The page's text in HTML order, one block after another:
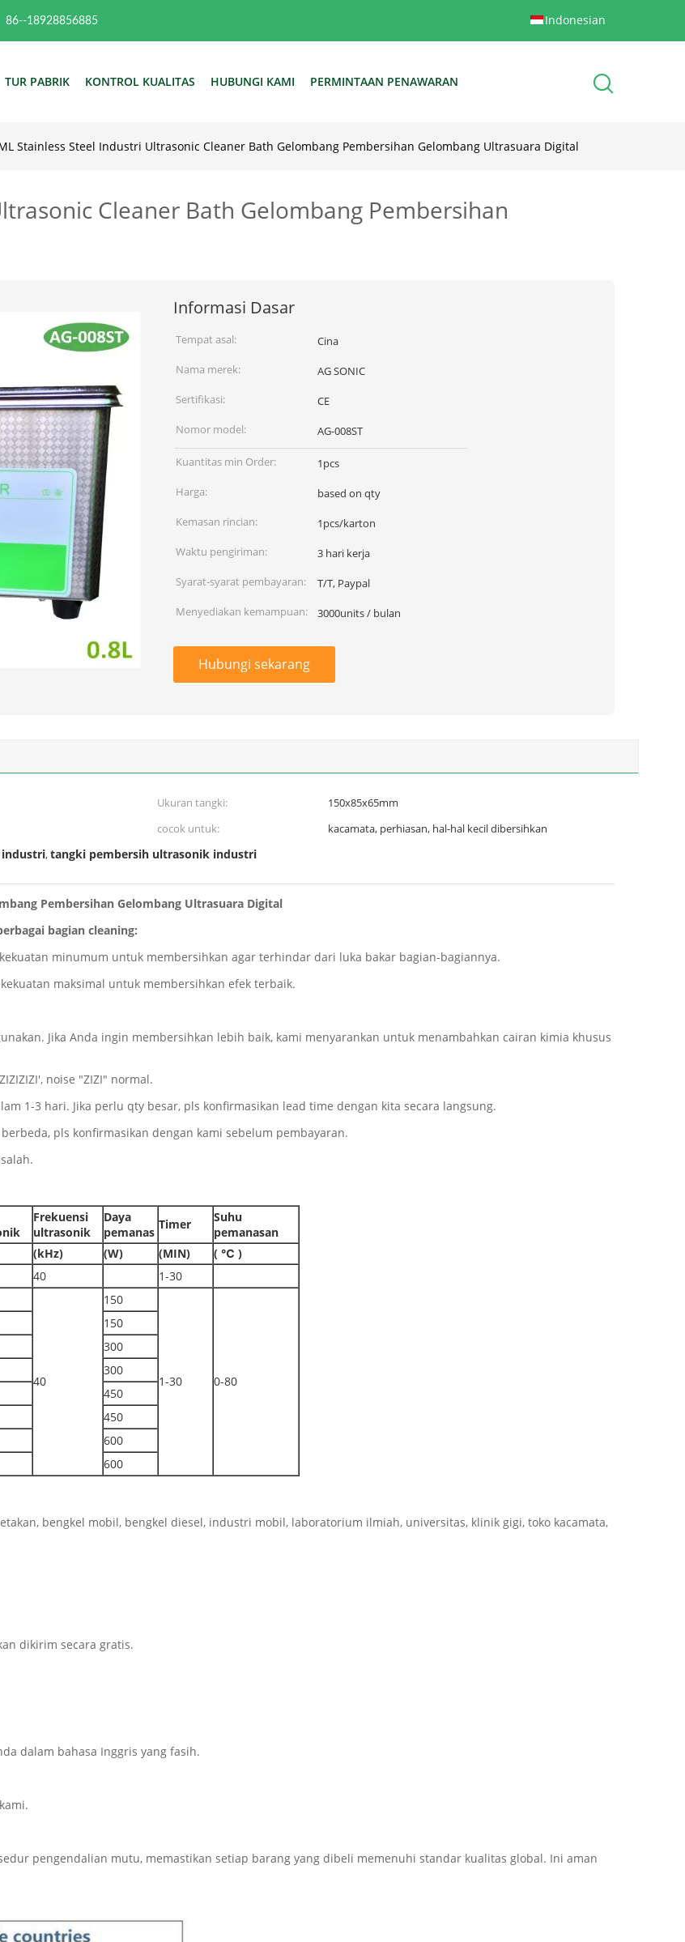
86--18928856885 Indonesian
TUR PABRIK KONTROL KUALITAS HUBUNGI KAMI PERMINTAAN PENAWARAN
Stainless Steel Industri Ultrasonic Cleaner Bath Gelombang Pembersihan Gelombang Ultrasuara Digital
Cleaner Bath Gelombang Pembersihan
Informasi Dasar
Tempat asal:
Cina
Nama merek:
AG SONIC
Sertifikasi:
CE
Nomor model:
AG-008ST
Kuantitas min Order:
1pcs
Harga:
based on qty
Kemasan rincian:
1pcs/karton
Waktu pengiriman:
3 hari kerja
Syarat-syarat pembayaran:
T/T, Paypal
Menyediakan kemampuan:
3000units / bulan
Hubungi sekarang
Ukuran tangki:
150x85x65mm
cocok untuk:
kacamata, perhiasan, hal-hal kecil dibersihkan
industri,tangki pembersih ultrasonik industri
Pembersihan Gelombang Ultrasuara Digital
bagian cleaning:
minumum untuk membersihkan agar terhindar dari luka bakar bagian-bagiannya.
maksimal untuk membersihkan efek terbaik.
Jika Anda ingin membersihkan lebih baik, kami menyarankan untuk menambahkan cairan kimia khusus
noise "ZIZI" normal.
1-3 hari. Jika perlu qty besar, pls konfirmasikan lead time dengan kita secara langsung.
pls konfirmasikan dengan kami sebelum pembayaran.
Frekuensi
ultrasonik
Daya
pemanas
Timer
Suhu
pemanasan
(kHz) (W) (MIN) ( ℃ )
40
1-30
40
150
1-30 0-80
150
300
300
450
450
600
600
bengkel mobil, bengkel diesel, industri mobil, laboratorium ilmiah, universitas, klinik gigi, toko kacamata,
dikirim secara gratis.
dalam bahasa Inggris yang fasih.
pengendalian mutu, memastikan setiap barang yang dibeli memenuhi standar kualitas global. Ini aman